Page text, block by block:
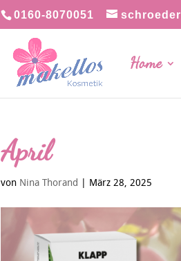
0160-8070051
Home
April
von Nina Thorand | März 28, 2025